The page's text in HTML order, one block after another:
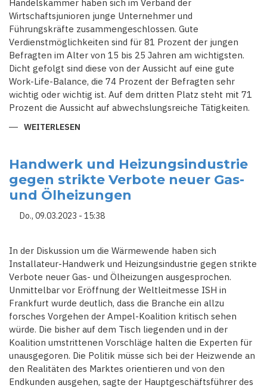
Handelskammer haben sich im Verband der
Wirtschaftsjunioren junge Unternehmer und
Führungskräfte zusammengeschlossen. Gute
Verdienstmöglichkeiten sind für 81 Prozent der jungen
Befragten im Alter von 15 bis 25 Jahren am wichtigsten.
Dicht gefolgt sind diese von der Aussicht auf eine gute
Work-Life-Balance, die 74 Prozent der Befragten sehr
wichtig oder wichtig ist. Auf dem dritten Platz steht mit 71
Prozent die Aussicht auf abwechslungsreiche Tätigkeiten.
WEITERLESEN
LAUMANN -
G
ENERATION Z
W
ILL W
ERTSCHÄTZUNG U
ND L
OB
Handwerk und Heizungsindustrie
gegen strikte Verbote neuer Gas-
und Ölheizungen
Do., 09.03.2023 - 15:38
In der Diskussion um die Wärmewende haben sich
Installateur-Handwerk und Heizungsindustrie gegen strikte
Verbote neuer Gas- und Ölheizungen ausgesprochen.
Unmittelbar vor Eröffnung der Weltleitmesse ISH in
Frankfurt wurde deutlich, dass die Branche ein allzu
forsches Vorgehen der Ampel-Koalition kritisch sehen
würde. Die bisher auf dem Tisch liegenden und in der
Koalition umstrittenen Vorschläge halten die Experten für
unausgegoren. Die Politik müsse sich bei der Heizwende an
den Realitäten des Marktes orientieren und von den
Endkunden ausgehen, sagte der Hauptgeschäftsführer des